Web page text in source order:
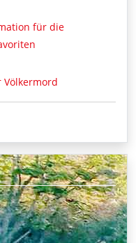
für die
Völkermord